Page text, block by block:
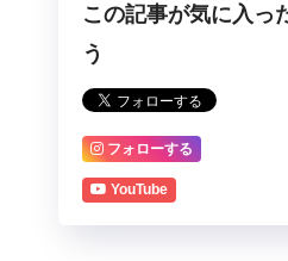
この記事が気に入っ
う
フォローする
YouTube